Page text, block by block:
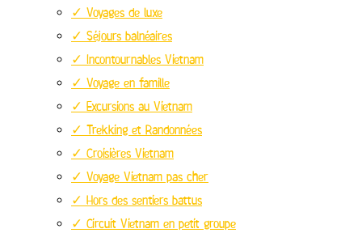
✓ Voyages de luxe
✓ Séjours balnéaires
✓ Incontournables Vietnam
✓ Voyage en famille
✓ Excursions au Vietnam
✓ Trekking et Randonnées
✓ Croisières Vietnam
✓ Voyage Vietnam pas cher
✓ Hors des sentiers battus
✓ Circuit Vietnam en petit groupe